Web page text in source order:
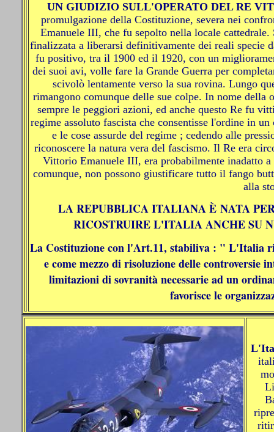
UN GIUDIZIO SULL'OPERATO DEL RE
promulgazione della Costituzione, severa nei
Emanuele III, che fu sepolto nella locale
finalizzata a liberarsi definitivamente dei reali specie
fu positivo, tra il 1900 ed il 1920, con un
dei suoi avi, volle fare la Grande Guerra per
scivolò lentamente verso la sua rovina. Lungo
rimangono comunque delle sue colpe. In nome
sempre le peggiori azioni, ed anche questo Re fu
regime assoluto fascista che consentisse l'ordine in
e le cose assurde del regime ; cedendo alle
riconoscere la natura vera del fascismo. Il Re era
Vittorio Emanuele III, era probabilmente inadatto
comunque, non possono giustificare tutto il fango
alla
LA REPUBBLICA ITALIANA È NATA
RICOSTRUIRE L'ITALIA ANCHE SU
La Costituzione con l'Art.11, stabiliva : " L'Italia
e come mezzo di risoluzione delle
limitazioni di sovranità necessarie ad un
favorisce le